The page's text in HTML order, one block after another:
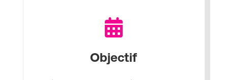

Objectif